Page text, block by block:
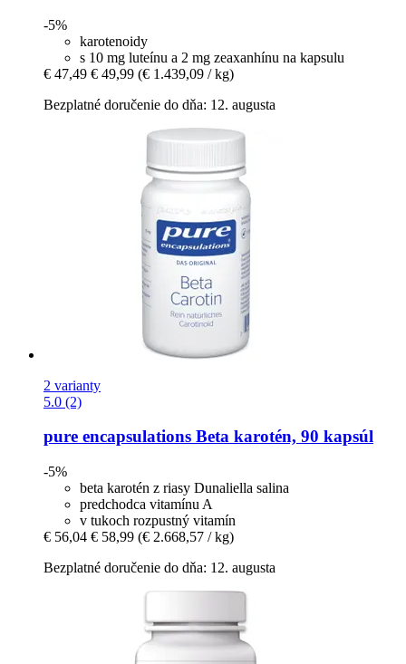
-5%
karotenoidy
s 10 mg luteínu a 2 mg zeaxanhínu na kapsulu
€ 47,49 € 49,99 (€ 1.439,09 / kg)
Bezplatné doručenie do dňa: 12. augusta
2 varianty
5.0 (2)
pure encapsulations Beta karotén, 90 kapsúl
-5%
beta karotén z riasy Dunaliella salina
predchodca vitamínu A
v tukoch rozpustný vitamín
€ 56,04 € 58,99 (€ 2.668,57 / kg)
Bezplatné doručenie do dňa: 12. augusta